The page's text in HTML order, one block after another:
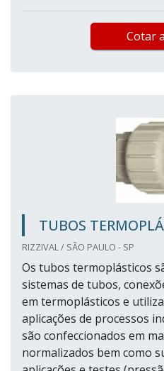
Cotar
TUBOS
RIZZIVAL / SÃO PAULO - SP
Os tubos termoplásticos
sistemas de tubos,
em termoplásticos e
aplicações de processos
são confeccionados em
normalizados bem como